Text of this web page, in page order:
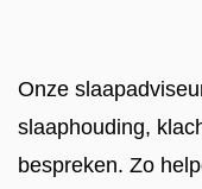
Onze
slaaphouding,
bespreken. Zo